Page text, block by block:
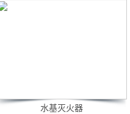
水基灭火器